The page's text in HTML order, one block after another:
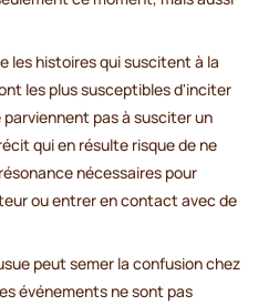
les histoires qui suscitent à la
les plus susceptibles d'inciter
pas à susciter un
qui en résulte risque de ne
nécessaires pour
ou entrer en contact avec de
peut semer la confusion chez
événements ne sont pas